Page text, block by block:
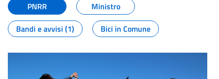
PNRR
Ministro
Bandi e avvisi (1)
Bici in Comune